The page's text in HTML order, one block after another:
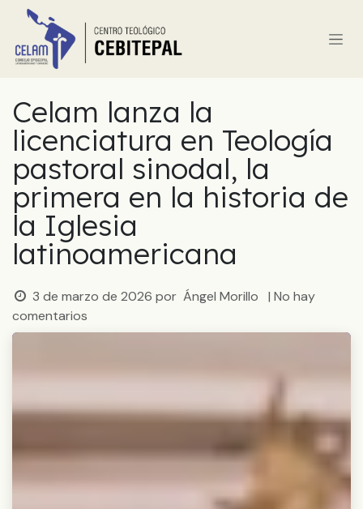
Ir al contenido
Celam lanza la
licenciatura en Teología
pastoral sinodal, la
primera en la historia de
la Iglesia
latinoamericana
3 de marzo de 2026 por Ángel Morillo
| No hay
comentarios